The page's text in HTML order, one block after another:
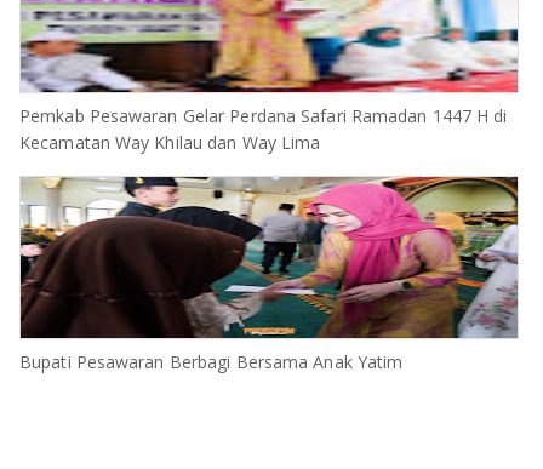
Pemkab Pesawaran Gelar Perdana Safari Ramadan 1447 H di
Kecamatan Way Khilau dan Way Lima
Bupati Pesawaran Berbagi Bersama Anak Yatim